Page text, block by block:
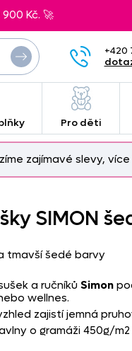
+420
900 Kč. 🚀
Pro děti
zajímavé slevy,
SIMON
tmavší šedé barvy
a ručníků Simon
wellnes.
zajistí jemná
o gramáži 450g/